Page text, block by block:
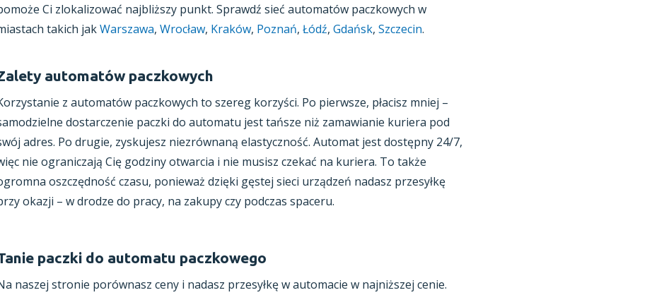
Ci zlokalizować najbliższy punkt. Sprawdź sieć automatów paczkowych w
takich jakWarszawa, Wrocław, Kraków, Poznań, Łódź, Gdańsk, Szczecin.
automatów paczkowych
z automatów paczkowych to szereg korzyści. Po pierwsze, płacisz mniej –
dostarczenie paczki do automatu jest tańsze niż zamawianie kuriera pod
adres. Po drugie, zyskujesz niezrównaną elastyczność. Automat jest dostępny 24/7,
nie ograniczają Cię godziny otwarcia i nie musisz czekać na kuriera. To także
oszczędność czasu, ponieważ dzięki gęstej sieci urządzeń nadasz przesyłkę
okazji – w drodze do pracy, na zakupy czy podczas spaceru.
paczki do automatu paczkowego
naszej stronie porównasz ceny i nadasz przesyłkę w automacie w najniższej cenie.